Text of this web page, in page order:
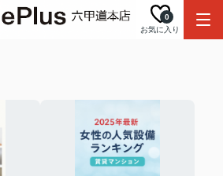
お気に入り
0